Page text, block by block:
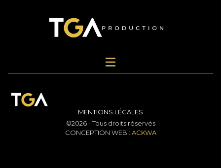
MENTIONS LÉGALES
©2026 - Tous droits réservés
CONCEPTION WEB : ACKWA